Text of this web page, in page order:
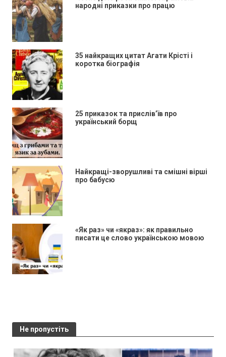
народні приказки про працю
35 найкращих цитат Агати Крісті і
коротка біографія
25 приказок та прислів’їв про
український борщ
Найкращі-зворушливі та смішні вірші
про бабусю
«Як раз» чи «якраз»: як правильно
писати це слово українською мовою
Не пропустіть